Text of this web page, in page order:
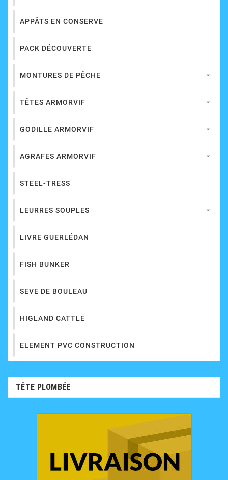
APPÂTS EN CONSERVE
PACK DÉCOUVERTE
MONTURES DE PÊCHE 
TÊTES ARMORVIF 
GODILLE ARMORVIF 
AGRAFES ARMORVIF 
STEEL-TRESS
LEURRES SOUPLES 
LIVRE GUERLÉDAN
FISH BUNKER
SEVE DE BOULEAU
HIGLAND CATTLE
ELEMENT PVC CONSTRUCTION
TÊTE PLOMBÉE